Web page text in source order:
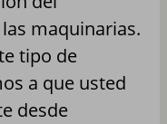
maquinarias.
tipo de
a que usted
desde